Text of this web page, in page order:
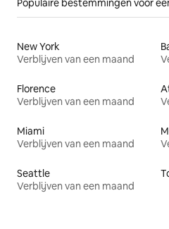
Populaire bestemmingen voor
New York
Verblijven van een maand
Florence
Verblijven van een maand
Miami
Verblijven van een maand
Seattle
Verblijven van een maand